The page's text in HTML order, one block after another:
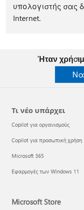
υπολογιστής σας
Internet.
Ήταν
Τι νέο υπάρχει
Copilot για οργανισμούς
Copilot για προσωπική χρήση
Microsoft 365
Εφαρμογές των Windows 11
Microsoft Store